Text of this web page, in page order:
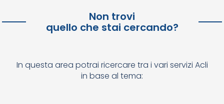
Non trovi
quello che stai cercando?
In questa area potrai ricercare tra i vari servizi Acli
in base al tema: